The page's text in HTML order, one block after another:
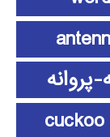
پروانه
الگوریتم جستجوی فاخته cuckoo